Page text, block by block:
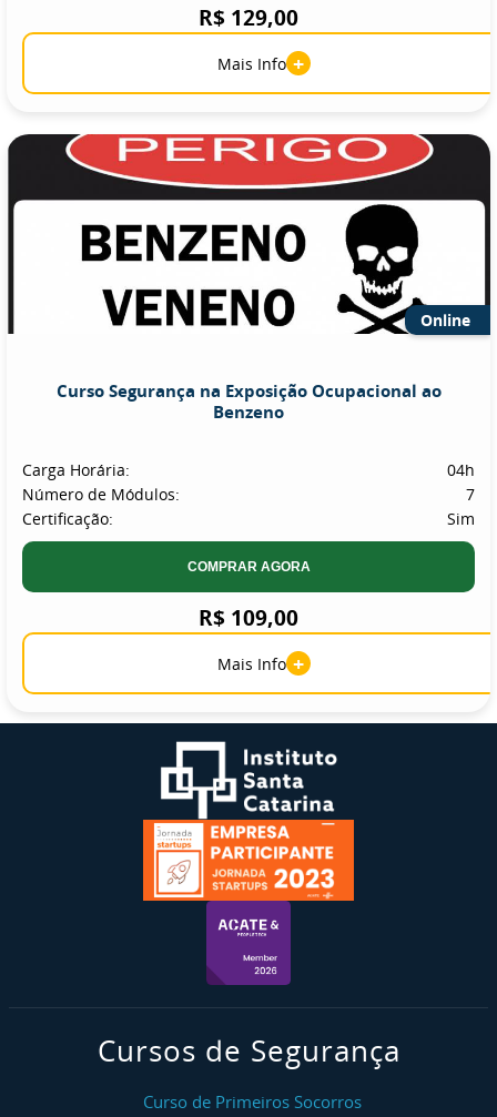
R$ 129,00
Mais Info +
Online
Curso Segurança na Exposição Ocupacional ao
Benzeno
Carga Horária:
04h
Número de Módulos:
7
Certificação:
Sim
COMPRAR AGORA
R$ 109,00
Mais Info +
Cursos de Segurança
Curso de Primeiros Socorros